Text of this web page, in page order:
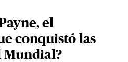
el
conquistó las
Mundial?